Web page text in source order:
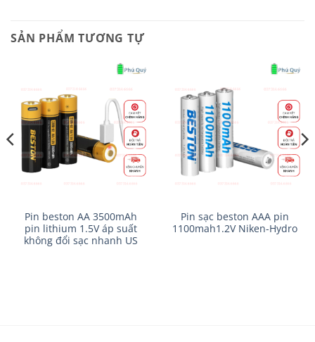
SẢN PHẨM TƯƠNG TỰ
Pin beston AA 3500mAh
pin lithium 1.5V áp suất
không đổi sạc nhanh US
Pin sạc beston AAA pin
1100mah1.2V Niken-Hydro